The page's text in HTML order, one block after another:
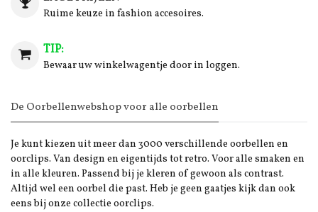
Ruime keuze in fashion accesoires.
TIP:
Bewaar uw winkelwagentje door in loggen.
De Oorbellenwebshop voor alle oorbellen
Je kunt kiezen uit meer dan 3000 verschillende oorbellen en
oorclips. Van design en eigentijds tot retro. Voor alle smaken en
in alle kleuren. Passend bij je kleren of gewoon als contrast.
Altijd wel een oorbel die past. Heb je geen gaatjes kijk dan ook
eens bij onze collectie oorclips.